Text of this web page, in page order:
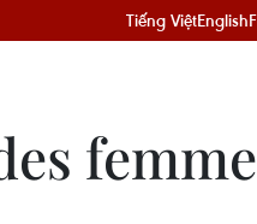
Tiếng ViệtEnglish